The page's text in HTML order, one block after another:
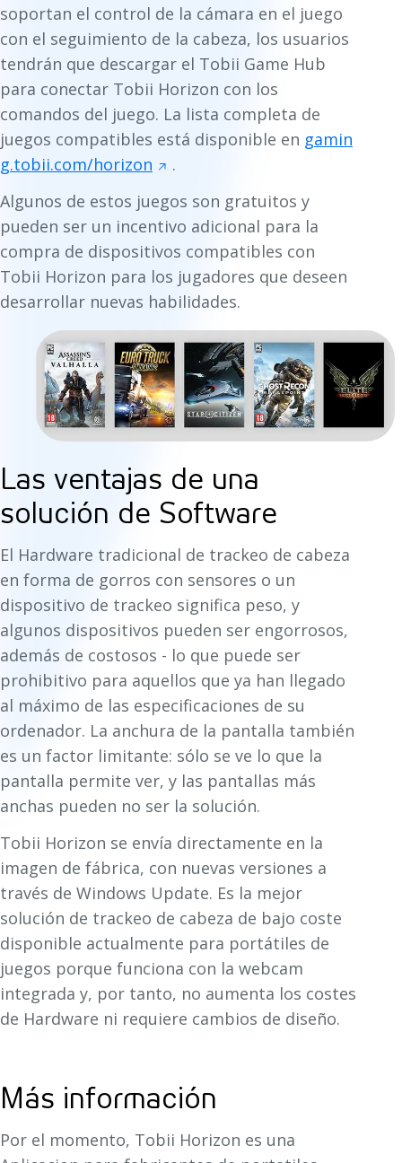
soportan el control de la cámara en el juego
con el seguimiento de la cabeza, los usuarios
tendrán que descargar el Tobii Game Hub
para conectar Tobii Horizon con los
comandos del juego. La lista completa de
juegos compatibles está disponible en gamin
g.tobii.com/horizon
.
Algunos de estos juegos son gratuitos y
pueden ser un incentivo adicional para la
compra de dispositivos compatibles con
Tobii Horizon para los jugadores que deseen
desarrollar nuevas habilidades.
Las ventajas de una
solución de Software
El Hardware tradicional de trackeo de cabeza
en forma de gorros con sensores o un
dispositivo de trackeo significa peso, y
algunos dispositivos pueden ser engorrosos,
además de costosos - lo que puede ser
prohibitivo para aquellos que ya han llegado
al máximo de las especificaciones de su
ordenador. La anchura de la pantalla también
es un factor limitante: sólo se ve lo que la
pantalla permite ver, y las pantallas más
anchas pueden no ser la solución.
Tobii Horizon se envía directamente en la
imagen de fábrica, con nuevas versiones a
través de Windows Update. Es la mejor
solución de trackeo de cabeza de bajo coste
disponible actualmente para portátiles de
juegos porque funciona con la webcam
integrada y, por tanto, no aumenta los costes
de Hardware ni requiere cambios de diseño.
Más información
Por el momento, Tobii Horizon es una